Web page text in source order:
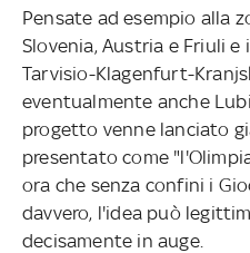
Pensate ad esempio alla
Slovenia, Austria e Friuli
Tarvisio-Klagenfurt-
eventualmente anche
progetto venne lanciato
presentato come
ora che senza confini i
davvero, l'idea può
decisamente in auge.